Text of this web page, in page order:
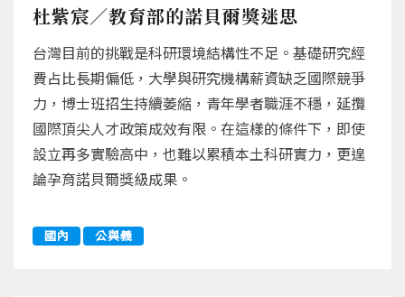
杜紫宸／教育部的諾貝爾獎迷思
台灣目前的挑戰是科研環境結構性不足。基礎研究經
費占比長期偏低，大學與研究機構薪資缺乏國際競爭
力，博士班招生持續萎縮，青年學者職涯不穩，延攬
國際頂尖人才政策成效有限。在這樣的條件下，即使
設立再多實驗高中，也難以累積本土科研實力，更遑
論孕育諾貝爾獎級成果。
國內 公與義